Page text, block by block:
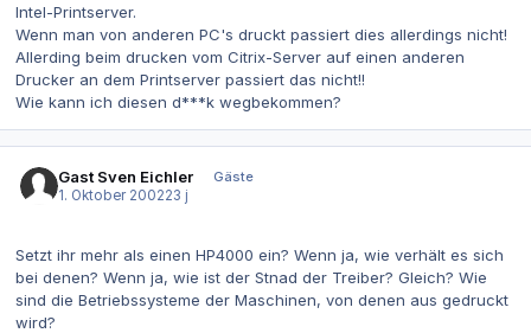
Intel-Printserver.
Wenn man von anderen PC's druckt passiert dies allerdings nicht!
Allerding beim drucken vom Citrix-Server auf einen anderen
Drucker an dem Printserver passiert das nicht!!
Wie kann ich diesen d***k wegbekommen?
Gast Sven Eichler
Gäste
1. Oktober 200223 j
Setzt ihr mehr als einen HP4000 ein? Wenn ja, wie verhält es sich
bei denen? Wenn ja, wie ist der Stnad der Treiber? Gleich? Wie
sind die Betriebssysteme der Maschinen, von denen aus gedruckt
wird?